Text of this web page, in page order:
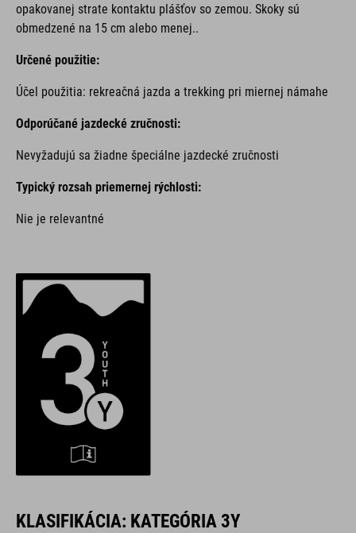
opakovanej strate kontaktu plášťov so zemou. Skoky sú
obmedzené na 15 cm alebo menej..
Určené použitie:
Účel použitia: rekreačná jazda a trekking pri miernej námahe
Odporúčané jazdecké zručnosti:
Nevyžadujú sa žiadne špeciálne jazdecké zručnosti
Typický rozsah priemernej rýchlosti:
Nie je relevantné
KLASIFIKÁCIA: KATEGÓRIA 3Y